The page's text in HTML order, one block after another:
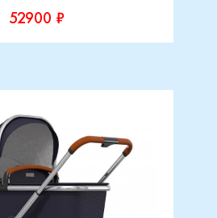
52900 ₽